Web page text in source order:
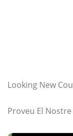
Looking New
Proveu El